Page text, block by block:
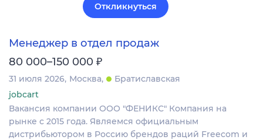
Откликнуться
Менеджер в отдел продаж
80 000–150 000 ₽
31 июля 2026 Москва
Братиславская
jobcart
Вакансия компании ООО "ФЕНИКС" Компания на
рынке с 2015 года. Являемся официальным
дистрибьютором в Россию брендов раций Freecom и